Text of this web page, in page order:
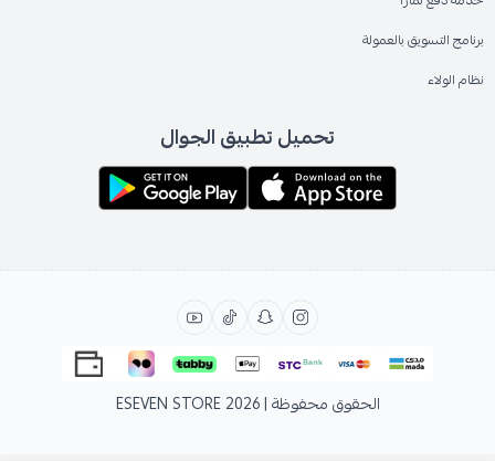
برنامج التسويق بالعمولة
نظام الولاء
تحميل تطبيق الجوال
الحقوق محفوظة | 2026 ESEVEN STORE